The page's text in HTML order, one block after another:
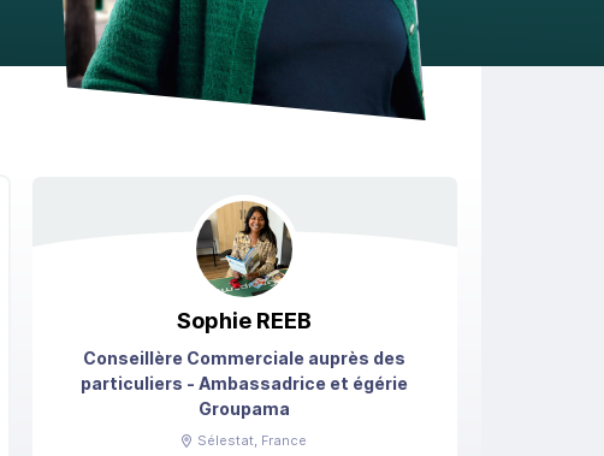
Sophie REEB
Conseillère Commerciale auprès des
particuliers - Ambassadrice et égérie
Groupama
Sélestat, France